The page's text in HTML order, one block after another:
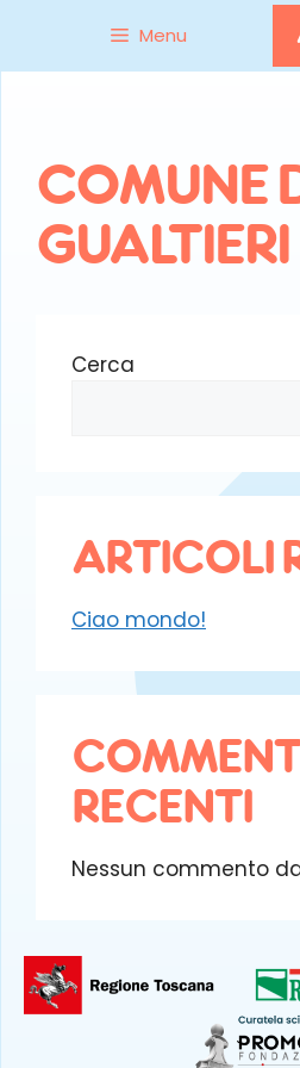
contenuto
Menu
COMUNE
GUALTIERI
Cerca
ARTICOLI
Ciao mondo!
RECENTI
Nessun commento